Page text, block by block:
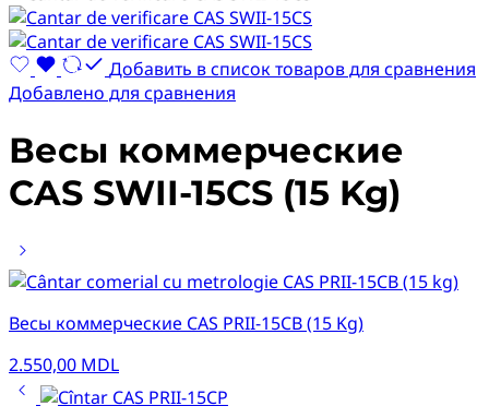
Добавить в список товаров для сравнения
Добавлено для сравнения
Весы коммерческие
CAS SWII-15CS (15 Kg)
Весы коммерческие CAS PRII-15CB (15 Kg)
2.550,00 MDL